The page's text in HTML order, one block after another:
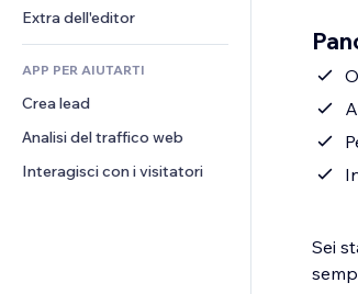
Calcolatrici
Cerca
Meteo
Grafici e tabelle
Community
Recensioni e testimonial
CRM
Extra dell'editor
APP PER AIUTARTI
Crea lead
Analisi del traffico web
Interagisci con i visitatori
Sei